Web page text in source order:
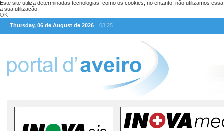
Este site utiliza determinadas tecnologias, como os cookies, no entanto, não utilizamos
a sua utilização.
OK
Thursday, 06 de August de 2026
03:25